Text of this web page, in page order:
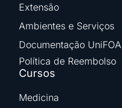
Extensão
Ambientes e Serviços
Documentação UniFOA
Política de Reembolso
Cursos
Medicina